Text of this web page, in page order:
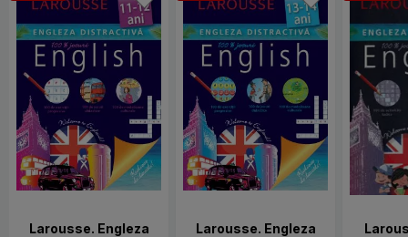
Larousse. Engleza
Larousse. Engleza